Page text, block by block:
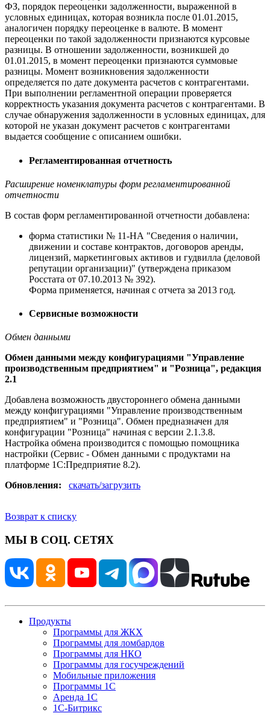
ФЗ, порядок переоценки задолженности, выраженной в
условных единицах, которая возникла после 01.01.2015,
аналогичен порядку переоценке в валюте. В момент
переоценки по такой задолженности признаются курсовые
разницы. В отношении задолженности, возникшей до
01.01.2015, в момент переоценки признаются суммовые
разницы. Момент возникновения задолженности
определяется по дате документа расчетов с контрагентами.
При выполнении регламентной операции проверяется
корректность указания документа расчетов с контрагентами. В
случае обнаружения задолженности в условных единицах, для
которой не указан документ расчетов с контрагентами
выдается сообщение с описанием ошибки.
Регламентированная отчетность
Расширение номенклатуры форм регламентированной
отчетности
В состав форм регламентированной отчетности добавлена:
форма статистики № 11-НА "Сведения о наличии,
движении и составе контрактов, договоров аренды,
лицензий, маркетинговых активов и гудвилла (деловой
репутации организации)" (утверждена приказом
Росстата от 07.10.2013 № 392).
Форма применяется, начиная с отчета за 2013 год.
Сервисные возможности
Обмен данными
Обмен данными между конфигурациями "Управление
производственным предприятием" и "Розница", редакция
2.1
Добавлена возможность двустороннего обмена данными
между конфигурациями "Управление производственным
предприятием" и "Розница". Обмен предназначен для
конфигурации "Розница" начиная с версии 2.1.3.8.
Настройка обмена производится с помощью помощника
настройки (Сервис - Обмен данными с продуктами на
платформе 1С:Предприятие 8.2).
Обновления:
скачать/загрузить
Возврат к списку
МЫ В СОЦ. СЕТЯХ
Продукты
Программы для ЖКХ
Программы для ломбардов
Программы для НКО
Программы для госучреждений
Мобильные приложения
Программы 1С
Аренда 1С
1С-Битрикс